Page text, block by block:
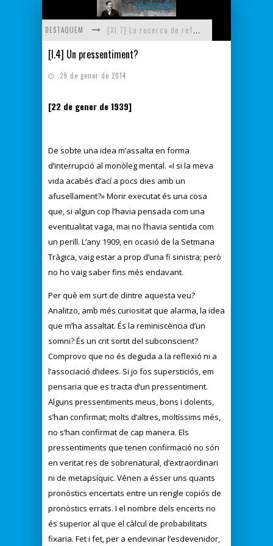
DESTAQUEM
[XI.7] La recerca de refugiats - [XI.8] Carrers de Perpinyà - [XI.9] Fisiologia de la fam - [XI.10] La nit més freda
[I.4] Un pressentiment?
29 de gener de 2014
[22 de gener de 1939]
De sobte una idea m’assalta en forma
d’interrupció al monòleg mental. «I si la meva
vida acabés d’ací a pocs dies amb un
afusellament?» Morir executat és una cosa
que, si algun cop l’havia pensada com una
eventualitat vaga, mai no l’havia sentida com
un perill. L’any 1909, en ocasió de la Setmana
Tràgica, vaig estar a prop d’una fi sinistra; però
no ho vaig saber fins més endavant.
Per què em surt de dintre aquesta veu?
Analitzo, amb més curiositat que alarma, la idea
que m’ha assaltat. És la reminiscència d’un
somni? És un crit sortit del subconscient?
Comprovo que no és deguda a la reflexió ni a
l’associació d’idees. Si jo fos supersticiós, em
pensaria que es tracta d’un pressentiment.
Alguns pressentiments meus, bons i dolents,
s’han confirmat; molts d’altres, moltíssims més,
no s’han confirmat de cap manera. Els
pressentiments que tenen confirmació no són
en veritat res de sobrenatural, d’extraordinari
ni de metapsíquic. Vénen a ésser uns quants
pronòstics encertats entre un rengle copiós de
pronòstics errats. I el nombre dels encerts no
és superior al que el càlcul de probabilitats
fixaria. Fet i fet, per a endevinar l’esdevenidor,